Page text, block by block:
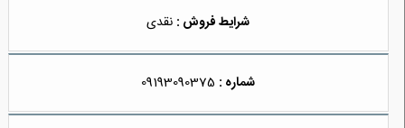
شرایط فروش : نقدی
شماره : 09193090375